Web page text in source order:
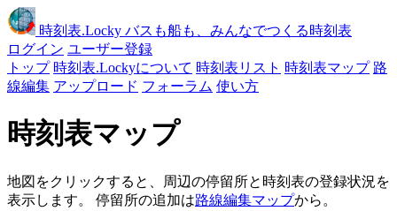
時刻表.Locky バスも船も、みんなでつくる時刻表
ログイン ユーザー登録
トップ 時刻表.Lockyについて 時刻表リスト 時刻表マップ 路
線編集 アップロード フォーラム 使い方
時刻表マップ
地図をクリックすると、周辺の停留所と時刻表の登録状況を
表示します。 停留所の追加は路線編集マップから。